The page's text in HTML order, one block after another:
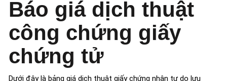
Báo giá dịch thuật
công chứng giấy
chứng tử
Dưới đây là bảng giá dịch thuật giấy chứng nhận tự do lưu